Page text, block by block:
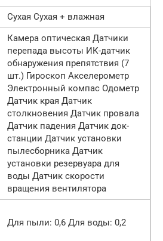
Сухая Сухая + влажная
Камера оптическая Датчики
перепада высоты ИК-датчик
обнаружения препятствия (7
шт.) Гироскоп Акселерометр
Электронный компас Одометр
Датчик края Датчик
столкновения Датчик провала
Датчик падения Датчик док-
станции Датчик установки
пылесборника Датчик
установки резервуара для
воды Датчик скорости
вращения вентилятора
Для пыли: 0,6 Для воды: 0,2